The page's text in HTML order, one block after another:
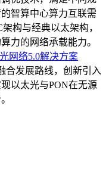
智算中心算力互联需
构与经典以太架构，
力的网络承载能力。
网络5.0解决方案
合发展路线，创新引入
以太光与PON在无源